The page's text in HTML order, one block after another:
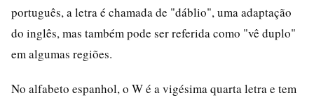
português, a letra é chamada de "dáblio", uma adaptação
do inglês, mas também pode ser referida como "vê duplo"
em algumas regiões.
No alfabeto espanhol, o W é a vigésima quarta letra e tem